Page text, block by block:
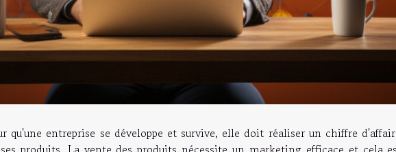
qu'une entreprise se développe et survive, elle doit réaliser un chiffre